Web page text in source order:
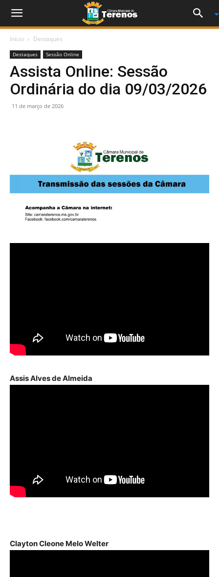
Início Destaques
Destaques Sessão Online
Assista Online: Sessão
Ordinária do dia 09/03/2026
11 de março de 2026
Assis Alves de Almeida
Clayton Cleone Melo Welter